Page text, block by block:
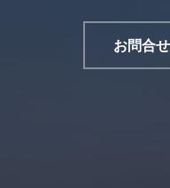
お問合